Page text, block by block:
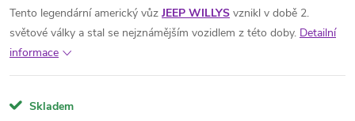
Tento legendární americký vůz JEEP WILLYS vznikl v době 2.
světové války a stal se nejznámějším vozidlem z této doby. Detailní
informace
Skladem